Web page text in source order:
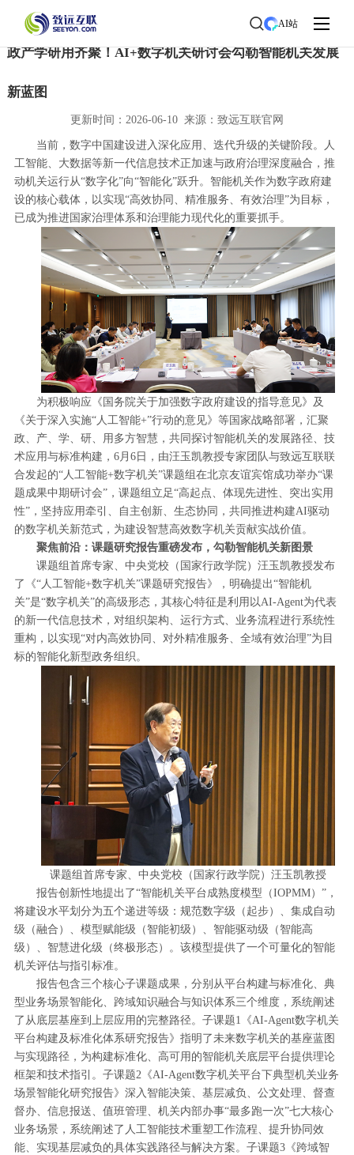
AI站
首页>了解致远>新闻中心
政产学研用齐聚！AI+数字机关研讨会勾勒智能机关发展
新蓝图
更新时间：2026-06-10 来源：致远互联官网
当前，数字中国建设进入深化应用、迭代升级的关键阶段。人
工智能、大数据等新一代信息技术正加速与政府治理深度融合，推
动机关运行从“数字化”向“智能化”跃升。智能机关作为数字政府建
设的核心载体，以实现“高效协同、精准服务、有效治理”为目标，
已成为推进国家治理体系和治理能力现代化的重要抓手。
为积极响应《国务院关于加强数字政府建设的指导意见》及
《关于深入实施“人工智能+”行动的意见》等国家战略部署，汇聚
政、产、学、研、用多方智慧，共同探讨智能机关的发展路径、技
术应用与标准构建，6月6日，‌由汪玉凯教授专家团队与致远互联联
合发起的“人工智能+数字机关”课题组在北京友谊宾馆成功举办“课
题成果中期研讨会”，课题组立足“高起点、体现先进性、突出实用
性”，坚持应用牵引、自主创新、生态协同，共同推进构建AI驱动
的数字机关新范式，为建设智慧高效数字机关贡献实战价值。
聚焦前沿：课题研究报告重磅发布，勾勒智能机关新图景
课题组首席专家、中央党校（国家行政学院）汪玉凯教授发布
了《“人工智能+数字机关”课题研究报告》，明确提出“智能机
关”是“数字机关”的高级形态，其核心特征是利用以AI-Agent为代表
的新一代信息技术，对组织架构、运行方式、业务流程进行系统性
重构，以实现‌“对内高效协同、对外精准服务、全域有效治理”‌为目
标的智能化新型政务组织。
课题组首席专家、中央党校（国家行政学院）汪玉凯教授
报告创新性地提出了‌“智能机关平台成熟度模型（IOPMM）”‌，
将建设水平划分为五个递进等级：规范数字级（起步）、集成自动
级（融合）、模型赋能级（智能初级）、智能驱动级（智能高
级）、智慧进化级（终极形态）。该模型提供了一个可量化的智能
机关评估与指引标准。
报告包含三个核心子课题成果，分别从平台构建与标准化、典
型业务场景智能化、跨域知识融合与知识体系三个维度，系统阐述
了从底层基座到上层应用的完整路径。子课题1《AI-Agent数字机关
平台构建及标准化体系研究报告》指明了未来数字机关的基座蓝图
与实现路径，为构建标准化、高可用的智能机关底层平台提供理论
框架和技术指引。子课题2《AI-Agent数字机关平台下典型机关业务
场景智能化研究报告》深入智能决策、基层减负、公文处理、督查
督办、信息报送、值班管理、机关内部办事“最多跑一次”七大核心
业务场景，系统阐述了人工智能技术重塑工作流程、提升协同效
能、实现基层减负的具体实践路径与解决方案。子课题3《跨域智